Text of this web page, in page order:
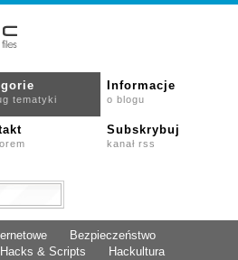
tematyki
Informacje
o blogu
Subskrybuj
kanał rss
Bezpieczeństwo
Hacks & Scripts
Hackultura